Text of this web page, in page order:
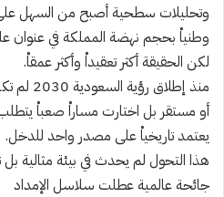
وتحليلات سطحية أصبح من السهل
وطنياْ بحجم نهضة المملكة في عنوان
لكن الحقيقة أكثر تعقيداْ وأكثر عمقاْ.
منذ
أو مستقر بل اختارت مساراْ صعباْ
يعتمد تاريخياْ على مصدر واحد للدخل.
هذا التحول لم يحدث في بيئة مثالية
جائحة عالمية عطلت سلاسل الإمداد